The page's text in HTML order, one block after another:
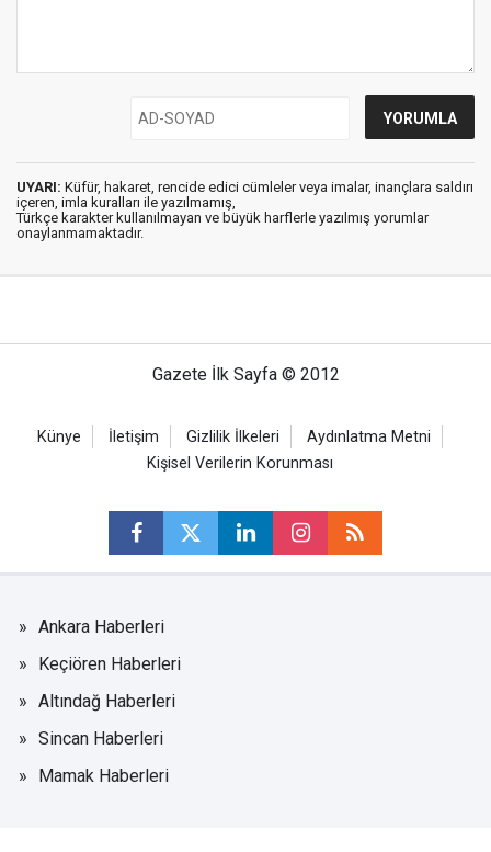
UYARI: Küfür, hakaret, rencide edici cümleler veya imalar, inançlara saldırı
içeren, imla kuralları ile yazılmamış,
Türkçe karakter kullanılmayan ve büyük harflerle yazılmış yorumlar
onaylanmamaktadır.
Gazete İlk Sayfa © 2012
Künye İletişim Gizlilik İlkeleri
Aydınlatma Metni
Kişisel Verilerin Korunması
Ankara Haberleri
Keçiören Haberleri
Altındağ Haberleri
Sincan Haberleri
Mamak Haberleri